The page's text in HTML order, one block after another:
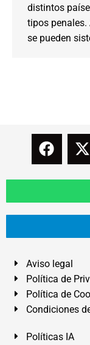
distintos
tipos
se pueden
Aviso legal
Política de
Política de
Condiciones
Políticas IA